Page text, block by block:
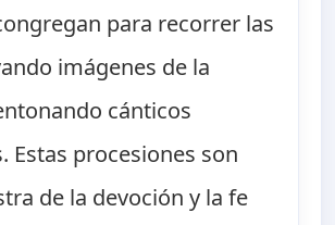
para recorrer las
imágenes de la
cánticos
Estas procesiones son
de la devoción y la fe